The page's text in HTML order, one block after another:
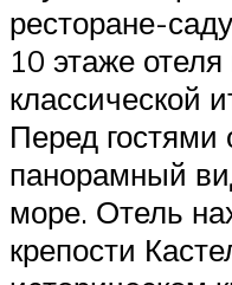
ресторане-
10 этаже
классической
Перед гостями
панорамный
море. Отель
крепости